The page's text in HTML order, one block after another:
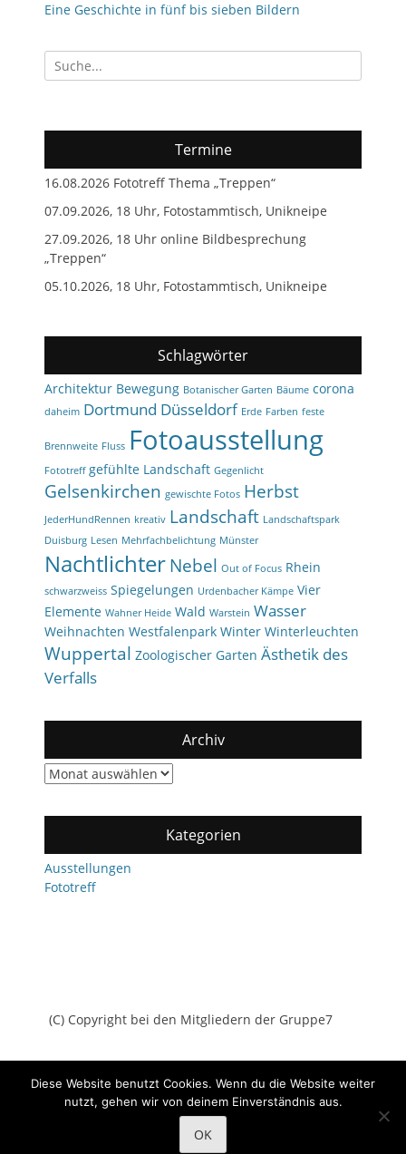
Eine Geschichte in fünf bis sieben Bildern
Suchen
nach:
Termine
16.08.2026 Fototreff Thema „Treppen“
07.09.2026, 18 Uhr, Fotostammtisch, Unikneipe
27.09.2026, 18 Uhr online Bildbesprechung
„Treppen“
05.10.2026, 18 Uhr, Fotostammtisch, Unikneipe
Schlagwörter
Architektur Bewegung Botanischer Garten Bäume corona
daheim Dortmund Düsseldorf Erde Farben feste
Brennweite Fluss Fotoausstellung
Fototreff gefühlte Landschaft Gegenlicht
Gelsenkirchen gewischte Fotos Herbst
JederHundRennen kreativ Landschaft Landschaftspark
Duisburg Lesen Mehrfachbelichtung Münster
NachtlichterNebel Out of Focus Rhein
schwarzweiss Spiegelungen Urdenbacher Kämpe Vier
Elemente Wahner Heide Wald Warstein Wasser
Weihnachten Westfalenpark Winter Winterleuchten
Wuppertal Zoologischer Garten Ästhetik des
Verfalls
Archiv
Archiv
Kategorien
Ausstellungen
Fototreff
(C) Copyright bei den Mitgliedern der Gruppe7
Gruppe7All Rights Reserved.
Catch Adaptive von
Diese Website benutzt Cookies. Wenn du die Website weiter
nutzt, gehen wir von deinem Einverständnis aus.
OK